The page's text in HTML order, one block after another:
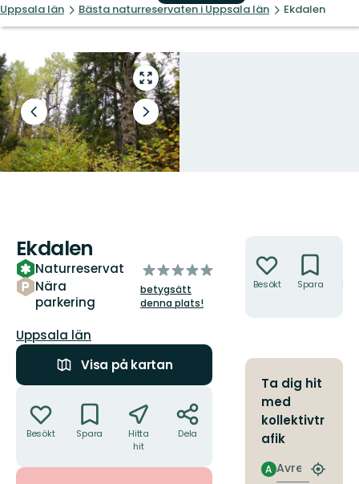
Uppsala län Bästa naturreservaten i Uppsala län Ekdalen
Gå
till
helskärmsläge
Föregående
bild
Nästa
bildspel
Ekdalen
Naturreservat
Nära
parkering
av
5
stjärnor
betygsätt
denna plats!
Län:
Uppsala län
Visa på kartan
Besökt Spara
Hitta
hit
Dela
Besökt Spara
Ta dig hit
med
kollektivtr
afik
Avresa
A
Hitta